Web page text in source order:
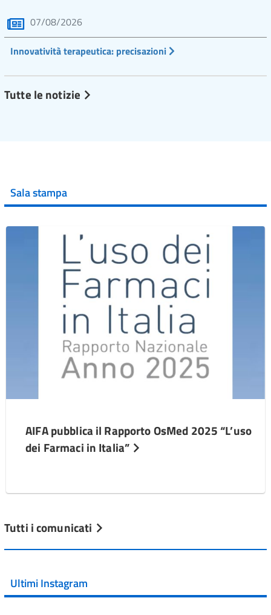
07/08/2026
Innovatività terapeutica: precisazioni
Tutte le notizie
Sala stampa
AIFA pubblica il Rapporto OsMed 2025 “L’uso
dei Farmaci in Italia”
Tutti i comunicati
Ultimi Instagram